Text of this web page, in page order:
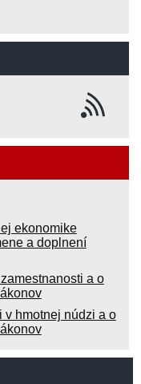
ekonomike
a doplnení
a o
v hmotnej núdzi a o